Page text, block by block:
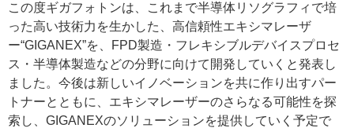
この度ギガフォトンは、これまで半導体リソグラフィで培
った高い技術力を生かした、高信頼性エキシマレーザ
ー“GIGANEX”を、FPD製造・フレキシブルデバイスプロセ
ス・半導体製造などの分野に向けて開発していくと発表し
ました。今後は新しいイノベーションを共に作り出すパー
トナーとともに、エキシマレーザーのさらなる可能性を探
索し、GIGANEXのソリューションを提供していく予定で